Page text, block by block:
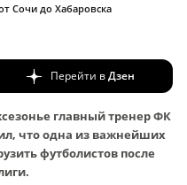
Сочи до Хабаровска
Перейти вДзен
главный тренер ФК
что одна из важнейших
футболистов после